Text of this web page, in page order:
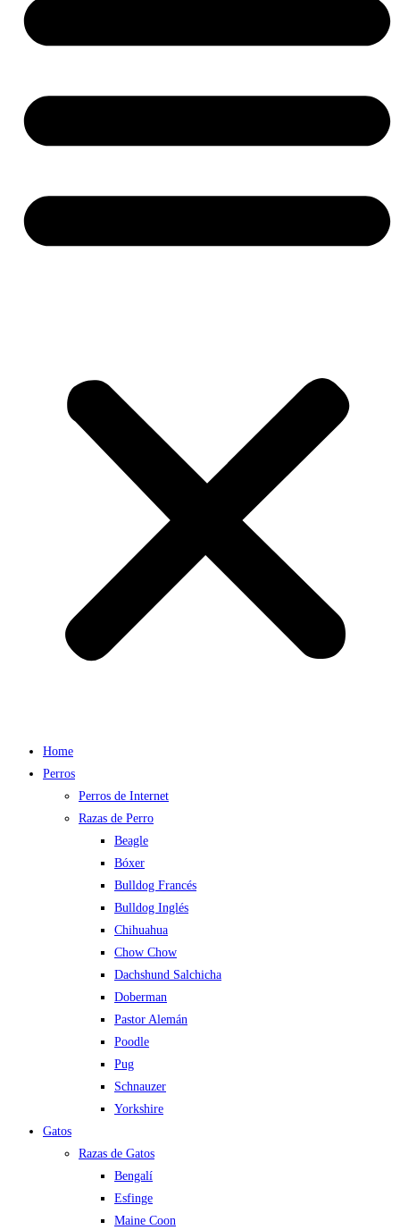
Home
Perros
Perros de Internet
Razas de Perro
Beagle
Bóxer
Bulldog Francés
Bulldog Inglés
Chihuahua
Chow Chow
Dachshund Salchicha
Doberman
Pastor Alemán
Poodle
Pug
Schnauzer
Yorkshire
Gatos
Razas de Gatos
Bengalí
Esfinge
Maine Coon